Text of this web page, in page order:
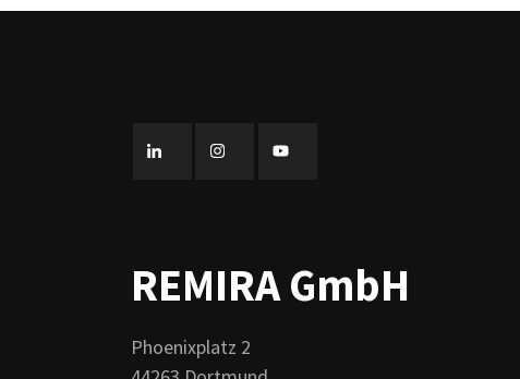
REMIRA GmbH
Phoenixplatz 2